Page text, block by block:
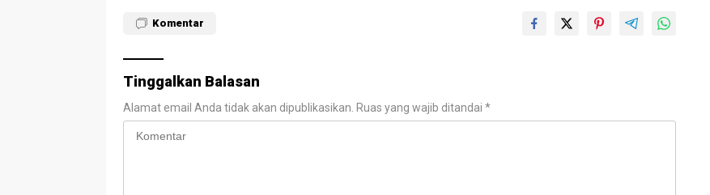
Komentar
Tinggalkan Balasan
Alamat email Anda tidak akan dipublikasikan. Ruas yang wajib ditandai *